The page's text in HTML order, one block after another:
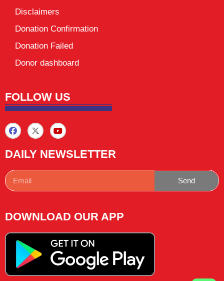
Disclaimers
Donation Confirmation
Donation Failed
Donor dashboard
FOLLOW US
DAILY NEWSLETTER
Send
DOWNLOAD OUR APP